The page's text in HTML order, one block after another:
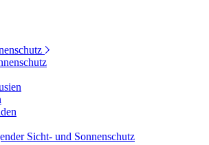
Sicht- und Sonnenschutz